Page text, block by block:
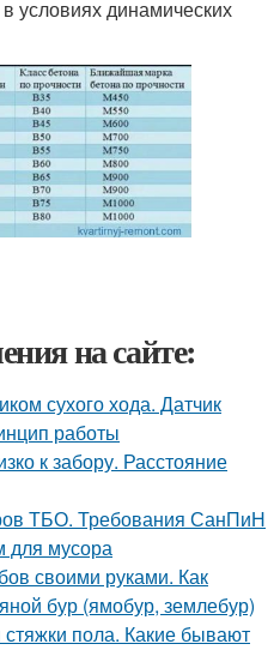
условиях динамических
на сайте:
сухого хода. Датчик
работы
к забору. Расстояние
ТБО. Требования СанПиН
для мусора
своими руками. Как
бур (ямобур, землебур)
пола. Какие бывают